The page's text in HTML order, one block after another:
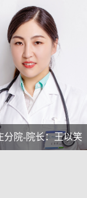
院-主治大夫：曲晓刚